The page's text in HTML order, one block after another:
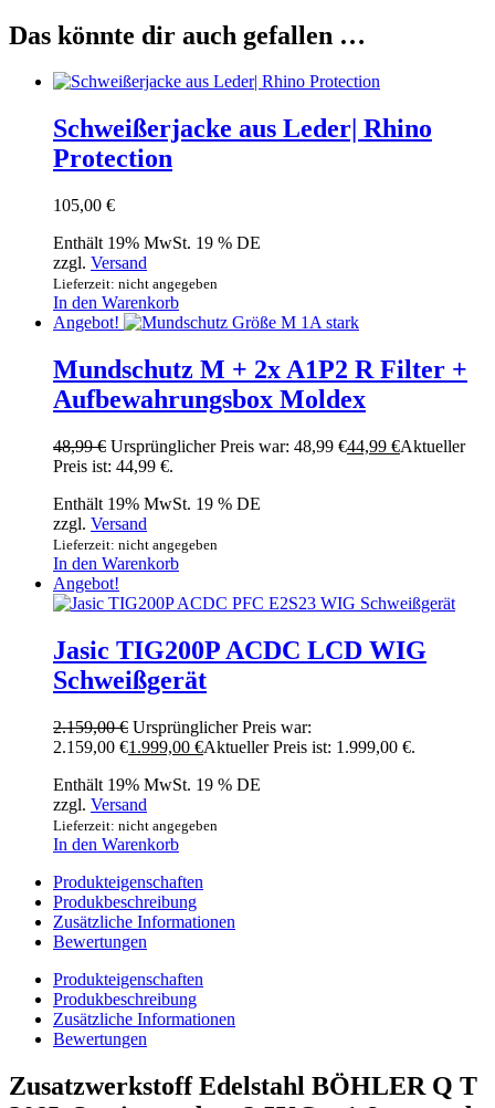
Das könnte dir auch gefallen …
Schweißerjacke aus Leder| Rhino
Protection
105,00 €
Enthält 19% MwSt. 19 % DE
zzgl. Versand
Lieferzeit: nicht angegeben
In den Warenkorb
Angebot!
Mundschutz M + 2x A1P2 R Filter +
Aufbewahrungsbox Moldex
48,99€ Ursprünglicher Preis war: 48,99 €44,99 €Aktueller
Preis ist: 44,99 €.
Enthält 19% MwSt. 19 % DE
zzgl. Versand
Lieferzeit: nicht angegeben
In den Warenkorb
Angebot!
Jasic TIG200P ACDC LCD WIG
Schweißgerät
2.159,00€ Ursprünglicher Preis war:
2.159,00 €1.999,00 €Aktueller Preis ist: 1.999,00 €.
Enthält 19% MwSt. 19 % DE
zzgl. Versand
Lieferzeit: nicht angegeben
In den Warenkorb
Produkteigenschaften
Produkbeschreibung
Zusätzliche Informationen
Bewertungen
Produkteigenschaften
Produkbeschreibung
Zusätzliche Informationen
Bewertungen
Zusatzwerkstoff Edelstahl BÖHLER Q T